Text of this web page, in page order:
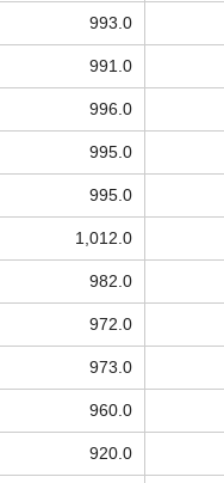
993.0
991.0
996.0
995.0
995.0
1,012.0
982.0
972.0
973.0
960.0
920.0